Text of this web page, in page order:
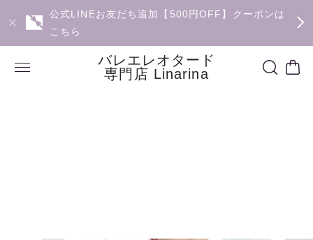
公式LINEお友だち追加【500円OFF】クーポンは
こちら
バレエレオタード
専門店 Linarina